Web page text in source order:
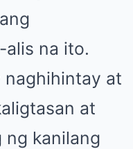
alis na ito.
naghihintay at
at
ng kanilang